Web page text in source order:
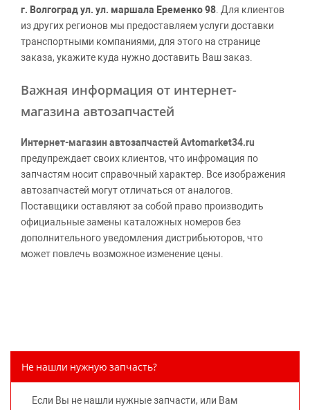
г. Волгоград ул. ул. маршала Еременко 98 . Для клиентов
из других регионов мы предоставляем услуги доставки
транспортными компаниями, для этого на странице
заказа, укажите куда нужно доставить Ваш заказ.
Важная информация от интернет-
магазина автозапчастей
Интернет-магазин автозапчастей Avtomarket34.ru
предупреждает своих клиентов, что инфромация по
запчастям носит справочный характер. Все изображения
автозапчастей могут отличаться от аналогов.
Поставщики оставляют за собой право производить
официальные замены каталожных номеров без
дополнительного уведомления дистрибьюторов, что
может повлечь возможное изменение цены.
предлагаемых к продаже запасных частей для
правообладателей указанных товарных знаков.
Не нашли нужную запчасть?
Если Вы не нашли нужные запчасти, или Вам